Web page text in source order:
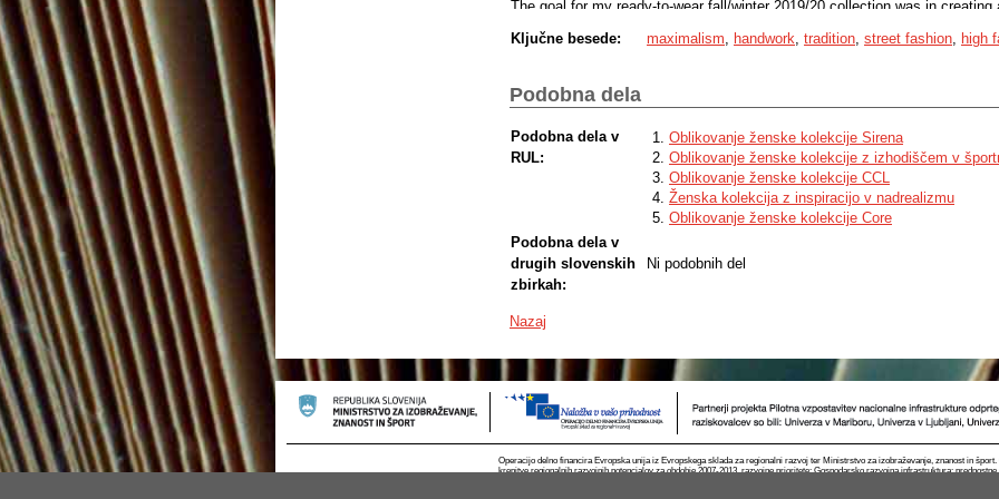
The goal for my ready-to-wear fall/winter 2019/20 collection was in
maximalism and treats a garment as an antique in this age of fast fashion
Ključne besede: maximalism handwork tradition street fashion high
Podobna dela
Podobna dela v
RUL:
Oblikovanje ženske kolekcije Sirena
Oblikovanje ženske kolekcije z izhodiščem v
Oblikovanje ženske kolekcije CCL
Ženska kolekcija z inspiracijo v nadrealizmu
Oblikovanje ženske kolekcije Core
Podobna dela v
drugih slovenskih
zbirkah:
Ni podobnih del
Nazaj
Operacijo delno financira Evropska unija iz Evropskega sklada za regionalni razvoj ter Ministrstvo za izobraževanje, znanost in
krepitve regionalnih razvojnih potencialov za obdobje 2007-2013, razvojne prioritete: Gospodarsko razvojna infrastruktura;